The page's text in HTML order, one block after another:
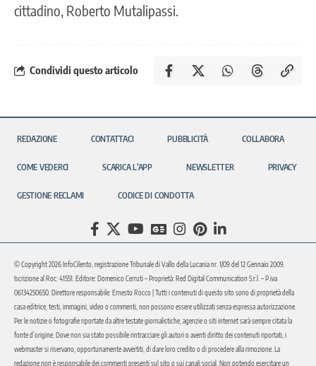
cittadino, Roberto Mutalipassi.
Condividi questo articolo
REDAZIONE CONTATTACI PUBBLICITÀ COLLABORA
COME VEDERCI SCARICA L’APP NEWSLETTER PRIVACY
GESTIONE RECLAMI CODICE DI CONDOTTA
© Copyright 2026 InfoCilento, registrazione Tribunale di Vallo della Lucania nr. 1/09 del 12 Gennaio 2009.
Iscrizione al Roc: 41551. Editore: Domenico Cerruti – Proprietà: Red Digital Communication S.r.l. – P.iva
06134250650. Direttore responsabile: Ernesto Rocco | Tutti i contenuti di questo sito sono di proprietà della
casa editrice, testi, immagini, video o commenti, non possono essere utilizzati senza espressa autorizzazione.
Per le notizie o fotografie riportate da altre testate giornalistiche, agenzie o siti internet sarà sempre citata la
fonte d’origine. Dove non sia stato possibile rintracciare gli autori o aventi diritto dei contenuti riportati, i
webmaster si riservano, opportunamente avvertiti, di dare loro credito o di procedere alla rimozione. La
redazione non è responsabile dei commenti presenti sul sito o sui canali social. Non potendo esercitare un